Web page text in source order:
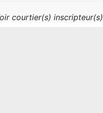
courtier(s) inscripteur(s)